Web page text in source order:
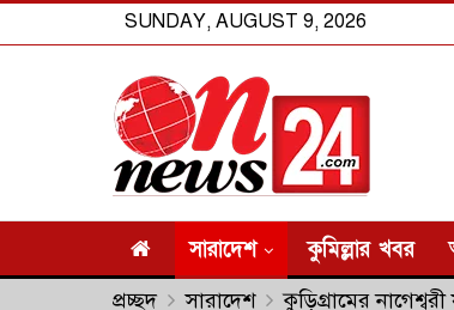
SUNDAY, AUGUST 9, 2026
সারাদেশ কুমিল্লার খবর
প্রচ্ছদ সারাদেশ কুড়িগ্রামের